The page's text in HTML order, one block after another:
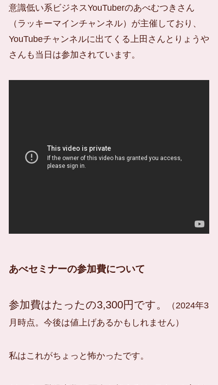
意識低い系ビジネスYouTuberのあべむつきさん
（ラッキーマインチャンネル）が主催しており、
YouTubeチャンネルに出てくる上田さんとりょうや
さんも当日は参加されています。
あべセミナーの参加費について
参加費はたったの3,300円です。
（2024年3
月時点。今後は値上げあるかもしれません）
私はこれがちょっと怖かったです。